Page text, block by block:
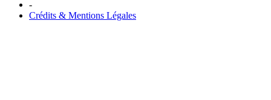
-
Crédits & Mentions Légales